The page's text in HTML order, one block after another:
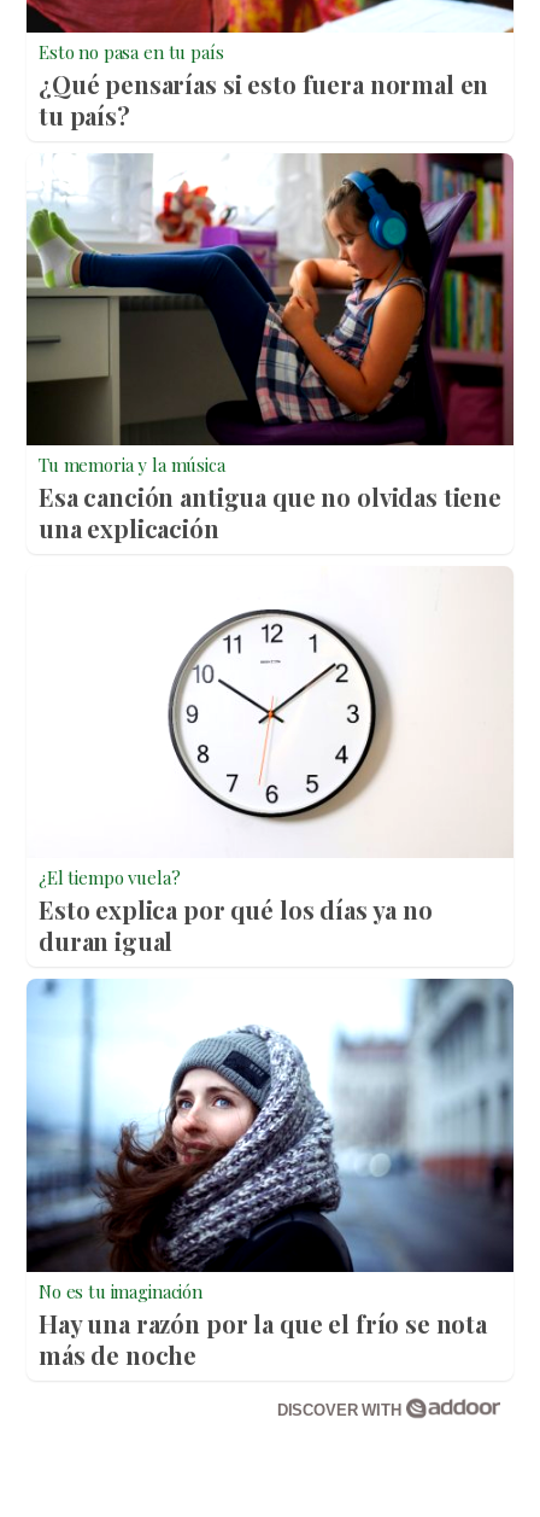
Esto no pasa en tu país
¿Qué pensarías si esto fuera normal en
tu país?
Tu memoria y la música
Esa canción antigua que no olvidas tiene
una explicación
¿El tiempo vuela?
Esto explica por qué los días ya no
duran igual
No es tu imaginación
Hay una razón por la que el frío se nota
más de noche
DISCOVER WITH